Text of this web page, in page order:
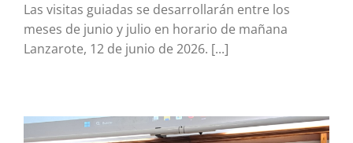
Las visitas guiadas se desarrollarán entre los
meses de junio y julio en horario de mañana
Lanzarote, 12 de junio de 2026. [...]